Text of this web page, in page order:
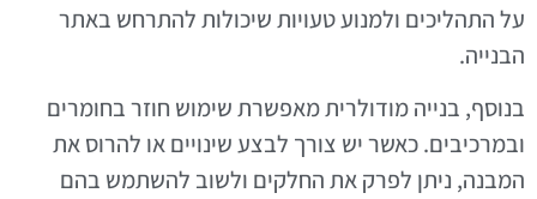
על התהליכים ולמנוע טעויות שיכולות להתרחש באתר
הבנייה.
בנוסף, בנייה מודולרית מאפשרת שימוש חוזר בחומרים
ובמרכיבים. כאשר יש צורך לבצע שינויים או להרוס את
המבנה, ניתן לפרק את החלקים ולשוב להשתמש בהם